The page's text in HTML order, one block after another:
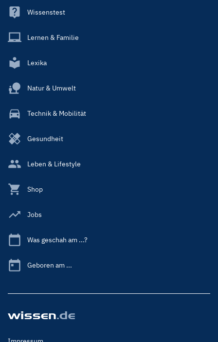
Wissenstest
Lernen & Familie
Lexika
Natur & Umwelt
Technik & Mobilität
Gesundheit
Leben & Lifestyle
Shop
Jobs
Was geschah am ...?
Geboren am ...